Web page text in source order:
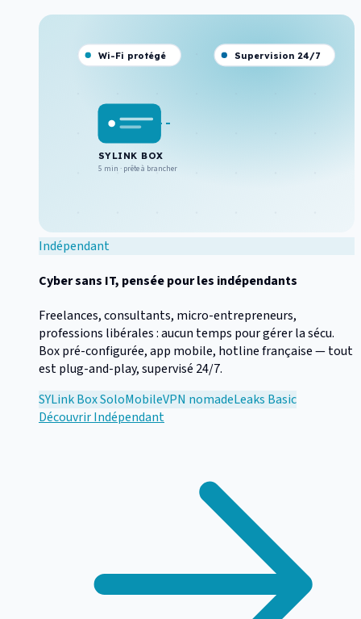
SYLINK BOX
5 min · prête à brancher
Wi-Fi protégé Supervision 24/7
Indépendant
Cyber sans IT, pensée pour les indépendants
Freelances, consultants, micro-entrepreneurs,
professions libérales : aucun temps pour gérer la sécu.
Box pré-configurée, app mobile, hotline française — tout
est plug-and-play, supervisé 24/7.
SYLink Box SoloMobileVPN nomadeLeaks Basic
DécouvrirIndépendant